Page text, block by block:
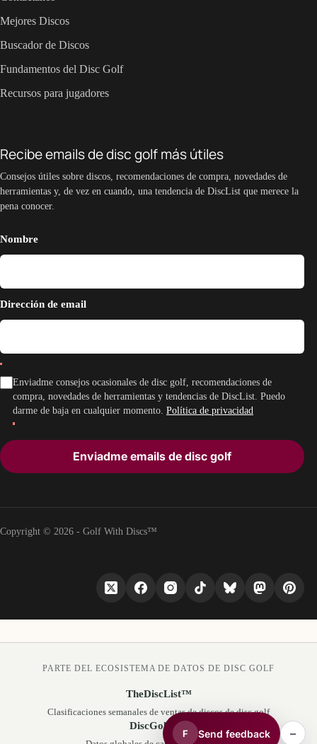
Mejores Discos
Buscador de Discos
Fundamentos del Disc Golf
Recursos para jugadores
Recibe emails de disc golf más útiles
Consejos útiles sobre discos, recomendaciones de compra, novedades de
herramientas y, de vez en cuando, una tendencia de DiscList que merece la
pena conocer.
Nombre
Dirección de email
Enviadme consejos ocasionales de disc golf, recomendaciones de
compra, novedades de herramientas y tendencias de DiscList. Puedo
darme de baja en cualquier momento. Política de privacidad
Enviadme emails de disc golf
Copyright © 2026 - Golf With Discs™
F Send feedback –
PARTE DEL ECOSISTEMA DE DATOS DE DISC GOLF
TheDiscList™
Clasificaciones semanales de ventas de discos de disc golf
DiscGolfAPI